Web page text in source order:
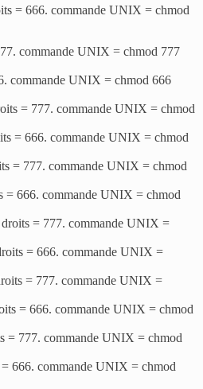
= 666. commande UNIX = chmod
commande UNIX = chmod 777
commande UNIX = chmod 666
= 777. commande UNIX = chmod
= 666. commande UNIX = chmod
= 777. commande UNIX = chmod
= 666. commande UNIX = chmod
= 777. commande UNIX =
= 666. commande UNIX =
= 777. commande UNIX =
= 666. commande UNIX = chmod
= 777. commande UNIX = chmod
666. commande UNIX = chmod